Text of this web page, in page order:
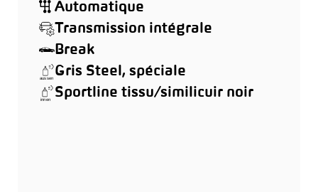
Automatique
Transmission intégrale
Break
Gris Steel, spéciale
Sportline tissu/similicuir noir